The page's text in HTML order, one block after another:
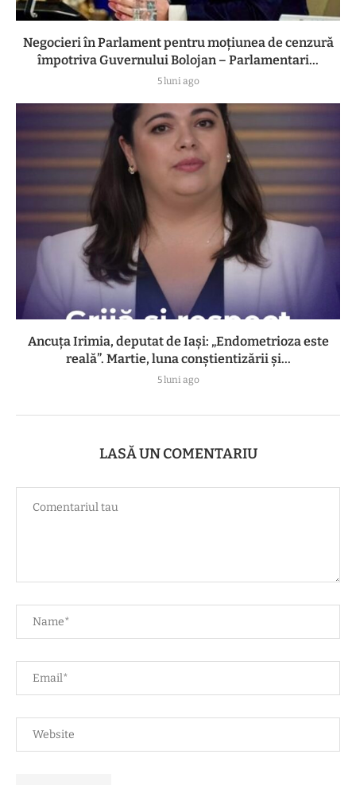
Negocieri în Parlament pentru moțiunea de cenzură
împotriva Guvernului Bolojan – Parlamentari...
5 luni ago
Ancuța Irimia, deputat de Iași: „Endometrioza este
reală”. Martie, luna conștientizării și...
5 luni ago
LASĂ UN COMENTARIU